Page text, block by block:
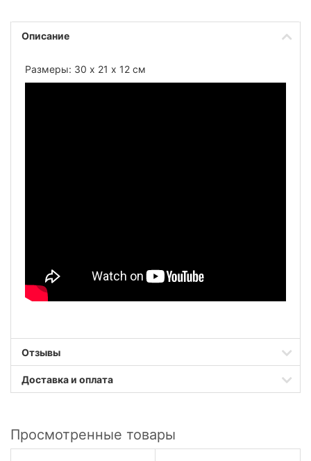
Описание
Размеры: 30 х 21 х 12 см
Отзывы
Доставка и оплата
Просмотренные товары